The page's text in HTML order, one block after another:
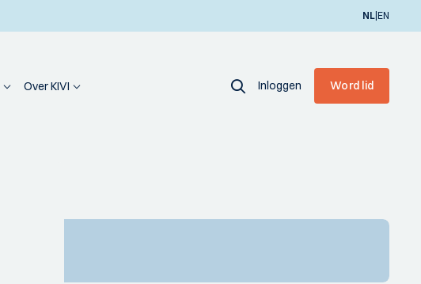
NL|EN
Over KIVI Inloggen Word lid